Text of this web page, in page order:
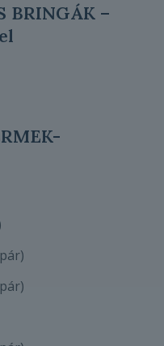
BRINGÁK –